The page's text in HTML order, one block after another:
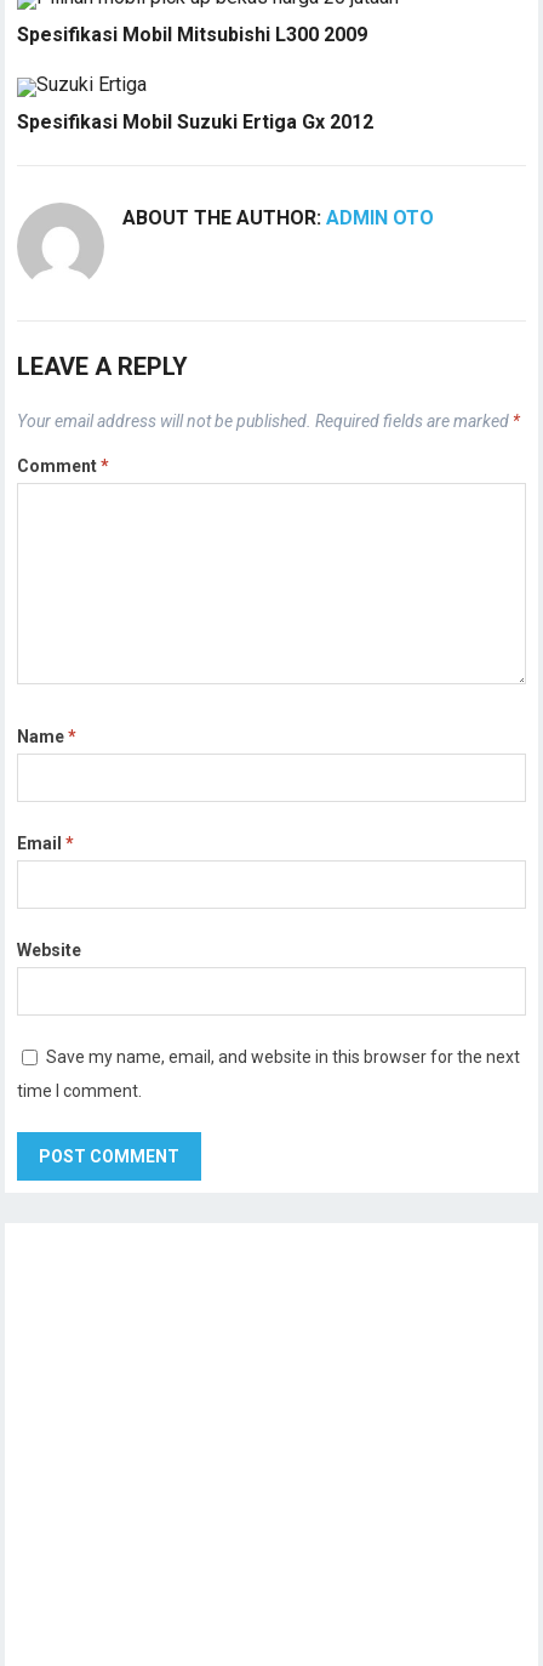
Spesifikasi Mobil Mitsubishi L300 2009
Spesifikasi Mobil Suzuki Ertiga Gx 2012
ABOUT THE AUTHOR:ADMIN OTO
LEAVE A REPLY
Your email address will not be published. Required fields are marked *
Comment*
Name*
Email*
Website
Save my name, email, and website in this browser for the next
time I comment.